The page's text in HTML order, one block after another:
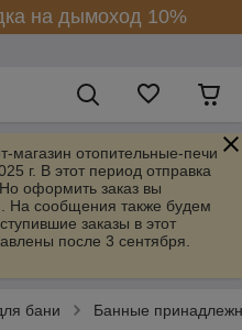
на дымоход 10%
магазин отопительные-печи
г. В этот период отправка
Но оформить заказ вы
На сообщения также будем
заказы в этот
после 3 сентября.
бани Банные